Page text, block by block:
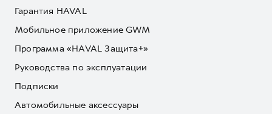
Гарантия HAVAL
Мобильное приложение GWM
Программа «HAVAL Защита+»
Руководства по эксплуатации
Подписки
Автомобильные аксессуары